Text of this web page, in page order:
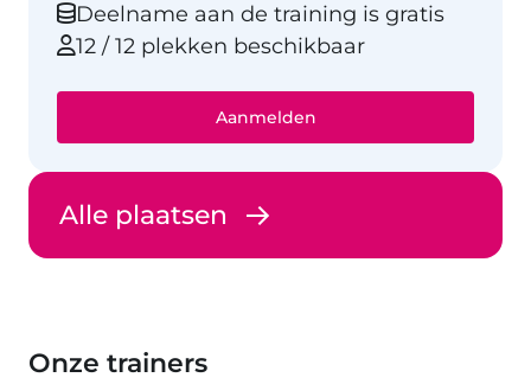
Deelname aan de training is gratis
12 / 12 plekken beschikbaar
Aanmelden
Alle plaatsen
Onze trainers